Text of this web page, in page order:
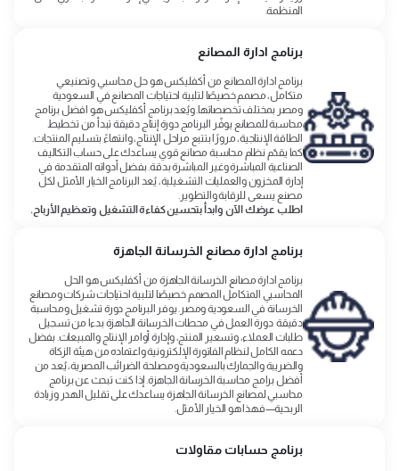
المنظمة.
برنامج ادارة المصانع
برنامج ادارة المصانع من أكفليكس هو حل محاسبي وتصنيعي
متكامل، مصمم خصيصًا لتلبية احتياجات المصانع في السعودية
ومصر بمختلف تخصصاتها. ويُعد برنامج أكفليكس هو افضل برنامج
محاسبة للمصانع يوفّر البرنامج دورة إنتاج دقيقة تبدأ من تخطيط
الطاقة الإنتاجية، مرورًا بتتبع مراحل الإنتاج، وانتهاءً بتسليم المنتجات.
كما يقدّم نظام محاسبة مصانع قوي يساعدك على حساب التكاليف
الصناعية المباشرة وغير المباشرة بدقة. بفضل أدواته المتقدمة في
إدارة المخزون والعمليات التشغيلية، يُعد البرنامج الخيار الأمثل لكل
مصنع يسعى للرقابة والتطوير.
اطلب عرضك الآن وابدأ بتحسين كفاءة التشغيل وتعظيم الأرباح.
برنامج ادارة مصانع الخرسانة الجاهزة
برنامج ادارة مصانع الخرسانة الجاهزة من أكفليكس هو الحل
المحاسبي المتكامل المصمم خصيصًا لتلبية احتياجات شركات ومصانع
الخرسانة في السعودية ومصر. يوفر البرنامج دورة تشغيل ومحاسبة
دقيقة دورة العمل في محطات الخرسانة الجاهزة بدءا من تسجيل
طلبات العملاء، وتسعير المنتج، وإدارة أوامر الإنتاج والمبيعات. بفضل
دعمه الكامل لنظام الفاتورة الإلكترونية واعتماده من هيئة الزكاة
والضريبة والجمارك بالسعودية ومصلحة الضرائب المصرية، يُعد من
أفضل برامج محاسبة الخرسانة الجاهزة. إذا كنت تبحث عن برنامج
محاسبي لمصانع الخرسانة الجاهزة يساعدك على تقليل الهدر وزيادة
الربحية—فهذا هو الخيار الأمثل.
برنامج حسابات مقاولات